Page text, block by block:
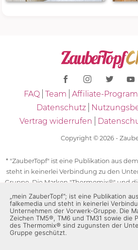
FAQ Team Affiliate-
Datenschutz
Vertrag widerrufen
Copyright © 2026 -
* "ZauberTopf" ist eine Publikation aus
steht in keinerlei Verbindung zu den
Gruppe. Die Marken "Thermomix®" und
des "Thermomix®" sind eingetragene
der Vorwerk-Gruppe. Die Marken
TM6 und TM31 sowie die
sind zugunsten der Unternehmen
geschützt. Für die Rezeptangaben
„mein ZauberTopf”; ist eine Publikation
falkemedia und steht in keinerlei
Unternehmen der Vorwerk-Gruppe. Die
Zeichen TM5®, TM6 und TM31 sowie die
des Thermomix® sind zugunsten der
Gruppe geschützt.